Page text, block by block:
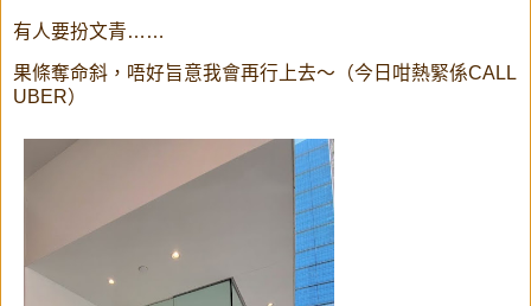
有人要扮文青……
果條奪命斜，唔好旨意我會再行上去～（今日咁熱緊係CALL
UBER）